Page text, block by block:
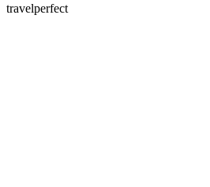
travelperfect